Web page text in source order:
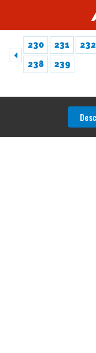
230 231 232
238
239